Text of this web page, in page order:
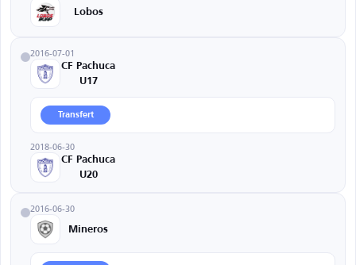
Lobos
2016-07-01
CF Pachuca
U17
Transfert
2018-06-30
CF Pachuca
U20
2016-06-30
Mineros